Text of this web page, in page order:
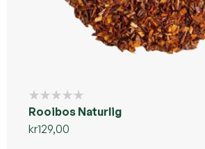
Rooibos Naturlig
kr129,00